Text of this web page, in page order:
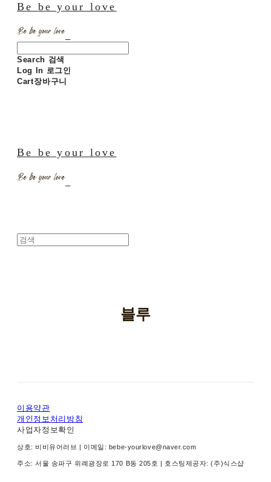
Be be your love
Search 검색
Log In 로그인
Cart장바구니
Be be your love
블루
이용약관
개인정보처리방침
사업자정보확인
상호: 비비유어러브 | 이메일: bebe-yourlove@naver.com
주소: 서울 송파구 위례광장로 170 B동 205호 | 호스팅제공자: (주)식스샵